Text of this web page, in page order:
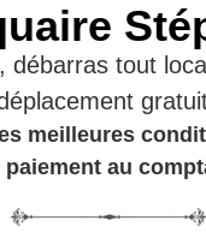
débarras tout
meilleures
paiement au